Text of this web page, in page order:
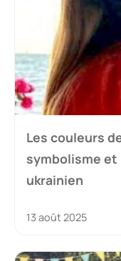
Les couleurs
symbolisme
ukrainien
13 août 2025